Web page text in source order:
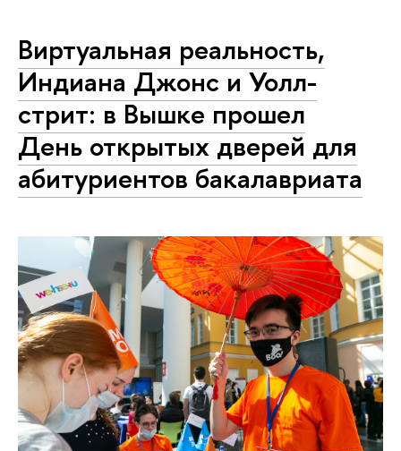
Виртуальная реальность,
Индиана Джонс и Уолл-
стрит: в Вышке прошел
День открытых дверей для
абитуриентов бакалавриата